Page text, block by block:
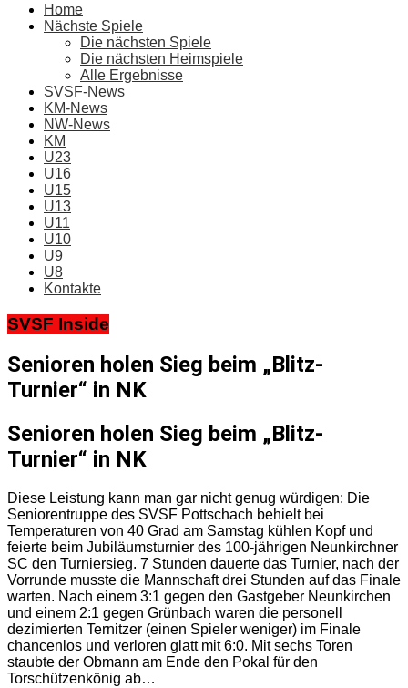
Home
Nächste Spiele
Die nächsten Spiele
Die nächsten Heimspiele
Alle Ergebnisse
SVSF-News
KM-News
NW-News
KM
U23
U16
U15
U13
U11
U10
U9
U8
Kontakte
SVSF Inside
Senioren holen Sieg beim „Blitz-
Turnier“ in NK
Senioren holen Sieg beim „Blitz-
Turnier“ in NK
Diese Leistung kann man gar nicht genug würdigen: Die
Seniorentruppe des SVSF Pottschach behielt bei
Temperaturen von 40 Grad am Samstag kühlen Kopf und
feierte beim Jubiläumsturnier des 100-jährigen Neunkirchner
SC den Turniersieg. 7 Stunden dauerte das Turnier, nach der
Vorrunde musste die Mannschaft drei Stunden auf das Finale
warten. Nach einem 3:1 gegen den Gastgeber Neunkirchen
und einem 2:1 gegen Grünbach waren die personell
dezimierten Ternitzer (einen Spieler weniger) im Finale
chancenlos und verloren glatt mit 6:0. Mit sechs Toren
staubte der Obmann am Ende den Pokal für den
Torschützenkönig ab…